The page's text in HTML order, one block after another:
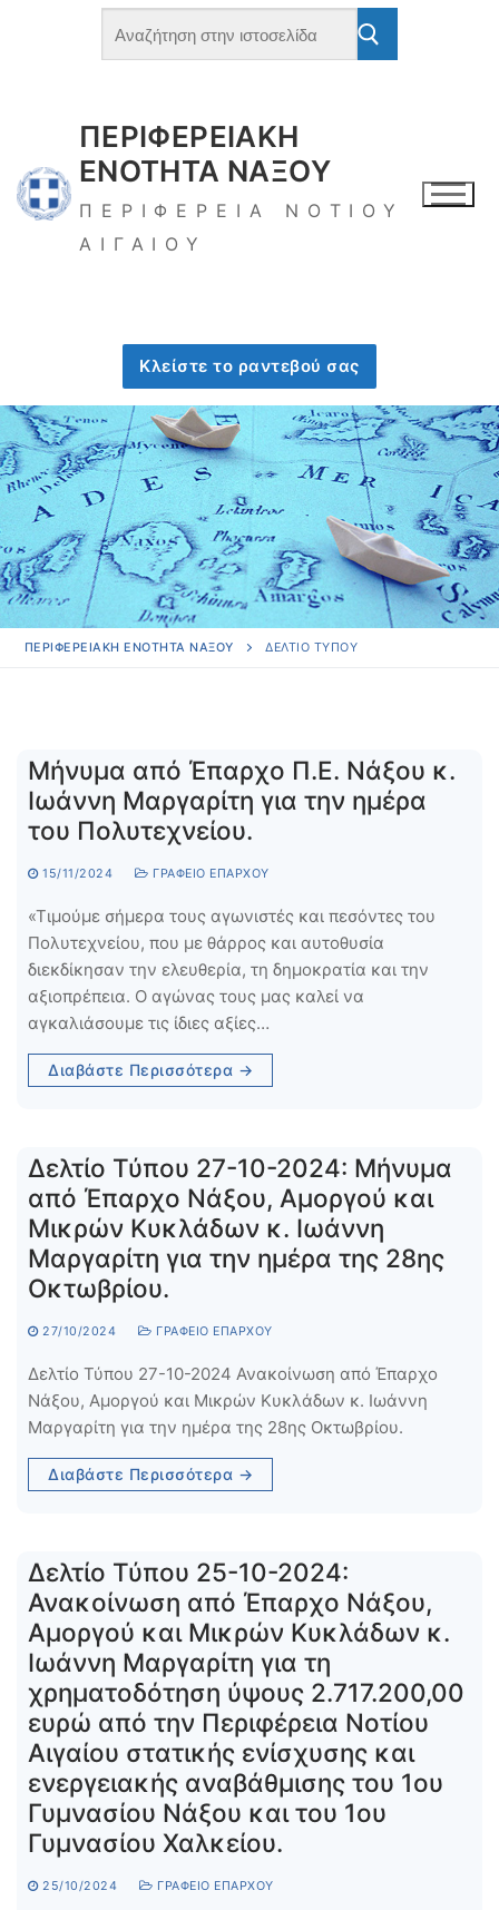
Αναζήτηση
για:
ΠΕΡΙΦΕΡΕΙΑΚΗ
ΕΝΟΤΗΤΑ ΝΑΞΟΥ
ΠΕΡΙΦΕΡΕΙΑ ΝΟΤΙΟΥ
ΑΙΓΑΙΟΥ
Κλείστε το ραντεβού σας
ΠΕΡΙΦΕΡΕΙΑΚΗ ΕΝΟΤΗΤΑ ΝΑΞΟΥ ΔΕΛΤΊΟ ΤΎΠΟΥ
Μήνυμα από Έπαρχο Π.Ε. Νάξου κ.
Ιωάννη Μαργαρίτη για την ημέρα
του Πολυτεχνείου.
15/11/2024 ΓΡΑΦΕΊΟ ΕΠΆΡΧΟΥ
«Τιμούμε σήμερα τους αγωνιστές και πεσόντες του
Πολυτεχνείου, που με θάρρος και αυτοθυσία
διεκδίκησαν την ελευθερία, τη δημοκρατία και την
αξιοπρέπεια. Ο αγώνας τους μας καλεί να
αγκαλιάσουμε τις ίδιες αξίες…
Διαβάστε Περισσότερα →
Δελτίο Τύπου 27-10-2024: Μήνυμα
από Έπαρχο Νάξου, Αμοργού και
Μικρών Κυκλάδων κ. Ιωάννη
Μαργαρίτη για την ημέρα της 28ης
Οκτωβρίου.
27/10/2024 ΓΡΑΦΕΊΟ ΕΠΆΡΧΟΥ
Δελτίο Τύπου 27-10-2024 Ανακοίνωση από Έπαρχο
Νάξου, Αμοργού και Μικρών Κυκλάδων κ. Ιωάννη
Μαργαρίτη για την ημέρα της 28ης Οκτωβρίου.
Διαβάστε Περισσότερα →
Δελτίο Τύπου 25-10-2024:
Ανακοίνωση από Έπαρχο Νάξου,
Αμοργού και Μικρών Κυκλάδων κ.
Ιωάννη Μαργαρίτη για τη
χρηματοδότηση ύψους 2.717.200,00
ευρώ από την Περιφέρεια Νοτίου
Αιγαίου στατικής ενίσχυσης και
ενεργειακής αναβάθμισης του 1ου
Γυμνασίου Νάξου και του 1ου
Γυμνασίου Χαλκείου.
25/10/2024 ΓΡΑΦΕΊΟ ΕΠΆΡΧΟΥ